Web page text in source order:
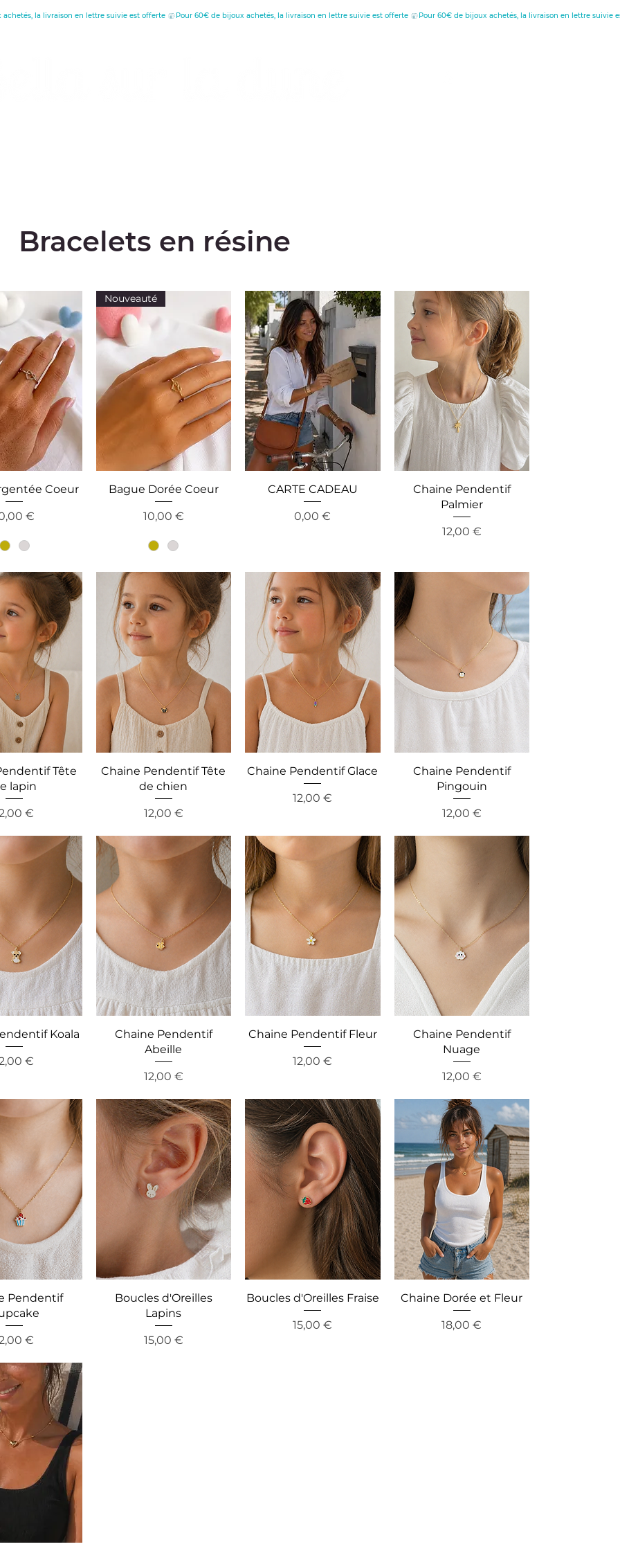
Bracelets en résine
Coeur
€
Nouveauté
Bague Dorée Coeur
Preis
10,00 €
CARTE CADEAU
Preis
0,00 €
Chaine Pendentif
Palmier
Preis
12,00 €
Tête
lapin
€
Chaine Pendentif Tête
de chien
Preis
12,00 €
Chaine Pendentif Glace
Preis
12,00 €
Chaine Pendentif
Pingouin
Preis
12,00 €
Koala
€
Chaine Pendentif
Abeille
Preis
12,00 €
Chaine Pendentif Fleur
Preis
12,00 €
Chaine Pendentif
Nuage
Preis
12,00 €
Pendentif
€
Boucles d'Oreilles
Lapins
Preis
15,00 €
Boucles d'Oreilles Fraise
Preis
15,00 €
Chaine Dorée et Fleur
Preis
18,00 €